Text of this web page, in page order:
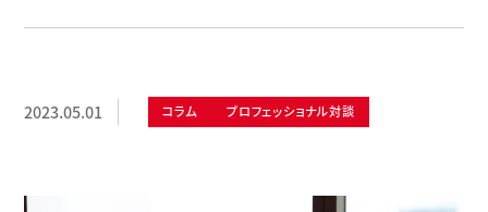
2023.05.01 コラム プロフェッショナル対談